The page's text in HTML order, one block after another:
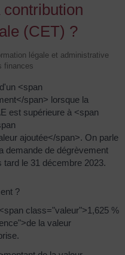
(CET) ?
légale et administrative
finances
<span
span> lorsque la
est supérieure à <span
ajoutée</span>. On parle
demande de dégrèvement
tard le 31 décembre 2023.
?
class="valeur">1,625 %
la valeur